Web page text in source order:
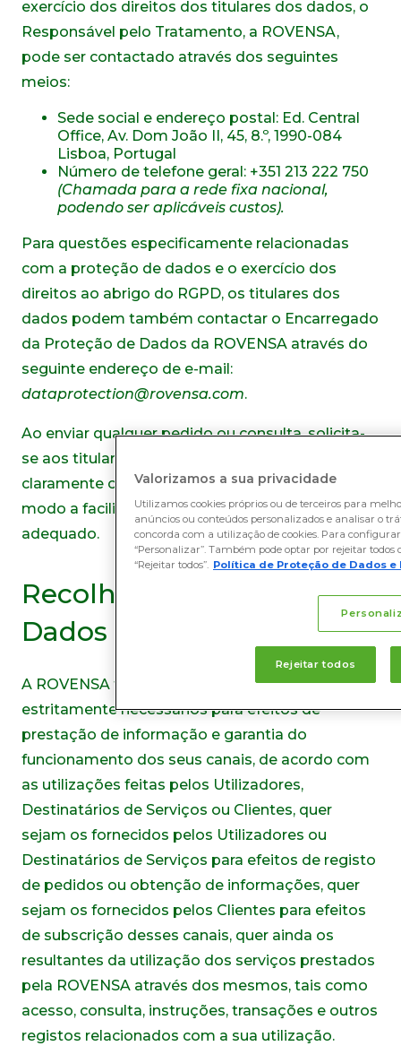
exercício dos direitos dos titulares dos dados, o
Responsável pelo Tratamento, a ROVENSA,
pode ser contactado através dos seguintes
meios:
Sede social e endereço postal: Ed. Central
Office, Av. Dom João II, 45, 8.º, 1990-084
Lisboa, Portugal
Número de telefone geral: +351 213 222 750
(Chamada para a rede fixa nacional,
podendo ser aplicáveis custos).
Para questões especificamente relacionadas
com a proteção de dados e o exercício dos
direitos ao abrigo do RGPD, os titulares dos
dados podem também contactar o Encarregado
da Proteção de Dados da ROVENSA através do
seguinte endereço de e-mail:
dataprotection@rovensa.com.
Ao enviar qualquer pedido ou consulta, solicita-
se aos titulares dos dados que indiquem
claramente o assunto da sua comunicação, de
modo a facilitar o seu tratamento rápido e
adequado.
Recolha e Tratamento de
Dados Pessoais
A ROVENSA trata apenas os dados pessoais
estritamente necessários para efeitos de
prestação de informação e garantia do
funcionamento dos seus canais, de acordo com
as utilizações feitas pelos Utilizadores,
Destinatários de Serviços ou Clientes, quer
sejam os fornecidos pelos Utilizadores ou
Destinatários de Serviços para efeitos de registo
de pedidos ou obtenção de informações, quer
sejam os fornecidos pelos Clientes para efeitos
de subscrição desses canais, quer ainda os
resultantes da utilização dos serviços prestados
pela ROVENSA através dos mesmos, tais como
acesso, consulta, instruções, transações e outros
registos relacionados com a sua utilização.
Valorizamos a sua privacidade
Utilizamos cookies próprios ou de terceiros para
anúncios ou conteúdos personalizados e analisar o
concorda com a utilização de cookies. Para
“Personalizar”. Também pode optar por rejeitar todos
“Rejeitar todos”. Política de Proteção de Dados
Rejeitar todos